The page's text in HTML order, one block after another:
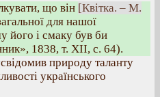
що він [Квітка. – М.
для нашої
його і смаку був би
1838, т. XII, с. 64).
природу таланту
українського